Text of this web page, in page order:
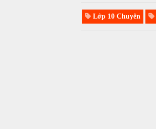
Lớp 10 Chuyên